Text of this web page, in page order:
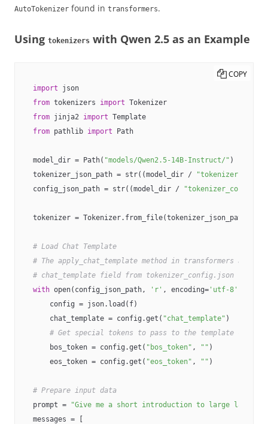
AutoTokenizer found in transformers.
Using tokenizers with Qwen 2.5 as an Example
import
from tokenizers import
from jinja2 import
from pathlib import Path
model_dir = Path( "models/Qwen2.5-14B-Instruct/" )
tokenizer_json_path = str((model_dir /
"tokenizer.json"
config_json_path = str((model_dir /
tokenizer = Tokenizer.from_file(tokenizer_json_path)
# Load Chat Template
# The apply_chat_template method in transformers
# chat_template field from tokenizer_config.json
with open(config_json_path, 'r' , encoding= 'utf-8'
    config = json.load(f)
    chat_template = config.get(
"chat_template" )
# Get special tokens to pass to the template context
    bos_token = config.get(
"bos_token" , "" )
    eos_token = config.get(
"eos_token" , "" )
# Prepare input data
prompt =
"Give me a short introduction to large
messages = [
COPY